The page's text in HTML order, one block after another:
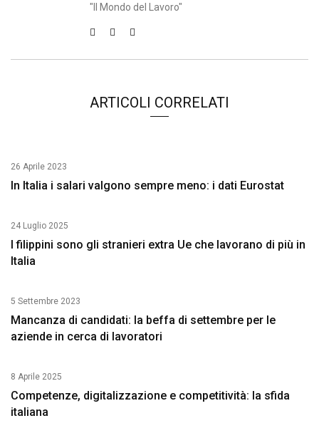
"Il Mondo del Lavoro"
ARTICOLI CORRELATI
26 Aprile 2023
In Italia i salari valgono sempre meno: i dati Eurostat
24 Luglio 2025
I filippini sono gli stranieri extra Ue che lavorano di più in
Italia
5 Settembre 2023
Mancanza di candidati: la beffa di settembre per le
aziende in cerca di lavoratori
8 Aprile 2025
Competenze, digitalizzazione e competitività: la sfida
italiana